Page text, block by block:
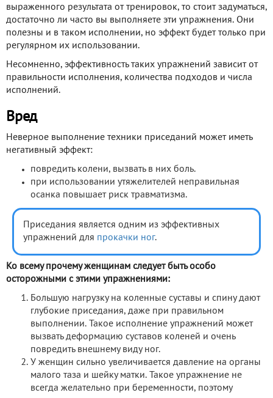
выраженного результата от тренировок, то стоит задуматься,
достаточно ли часто вы выполняете эти упражнения. Они
полезны и в таком исполнении, но эффект будет только при
регулярном их использовании.
Несомненно, эффективность таких упражнений зависит от
правильности исполнения, количества подходов и числа
исполнений.
Вред
Неверное выполнение техники приседаний может иметь
негативный эффект:
повредить колени, вызвать в них боль.
при использовании утяжелителей неправильная
осанка повышает риск травматизма.
Приседания является одним из эффективных
упражнений для прокачки ног.
Ко всему прочему женщинам следует быть особо
осторожными с этими упражнениями:
Большую нагрузку на коленные суставы и спину дают
глубокие приседания, даже при правильном
выполнении. Такое исполнение упражнений может
вызвать деформацию суставов коленей и очень
повредить внешнему виду ног.
У женщин сильно увеличивается давление на органы
малого таза и шейку матки. Такое упражнение не
всегда желательно при беременности, поэтому